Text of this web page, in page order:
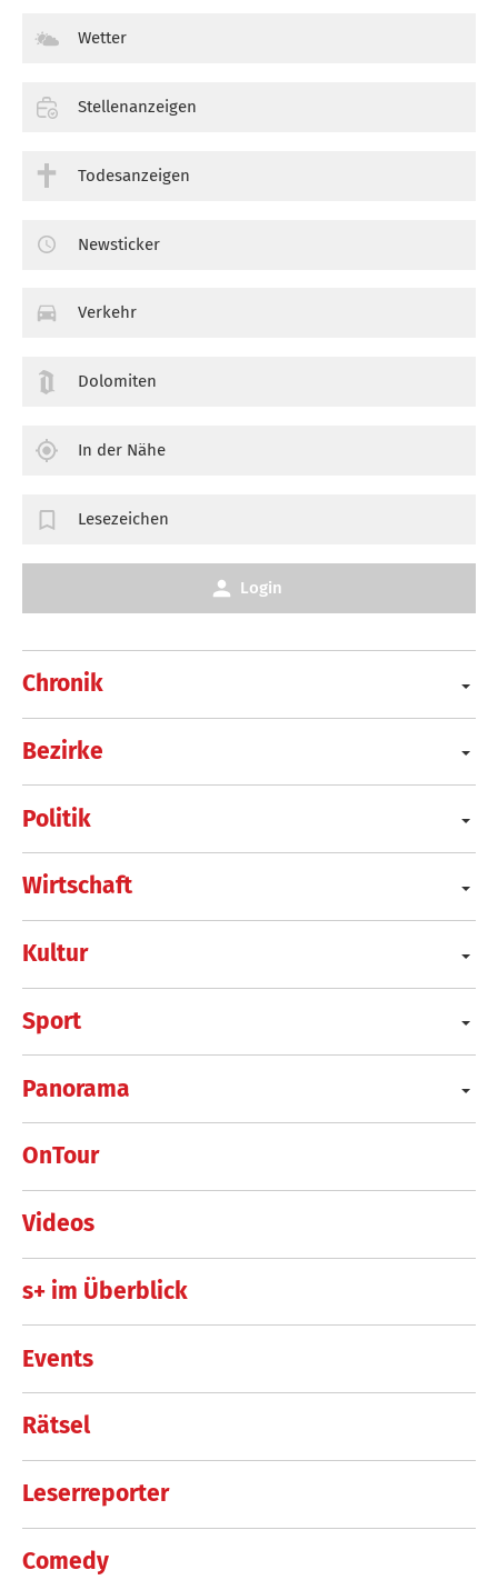
Chronik
Bezirke
Politik
Wirtschaft
Kultur
Sport
Panorama
OnTour
Videos
s+ im Überblick
Events
Rätsel
Leserreporter
Comedy
Wetter
Stellenanzeigen
Todesanzeigen
Newsticker
Verkehr
Dolomiten
In der Nähe
Lesezeichen
Login